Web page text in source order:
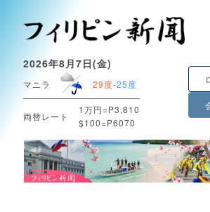
2026年8月7日(金)
マニラ 29度-25度
両替レート
1万円=P3,810
$100=P6070